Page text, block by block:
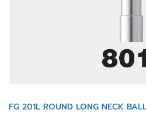
FG 201L ROUND LONG NECK